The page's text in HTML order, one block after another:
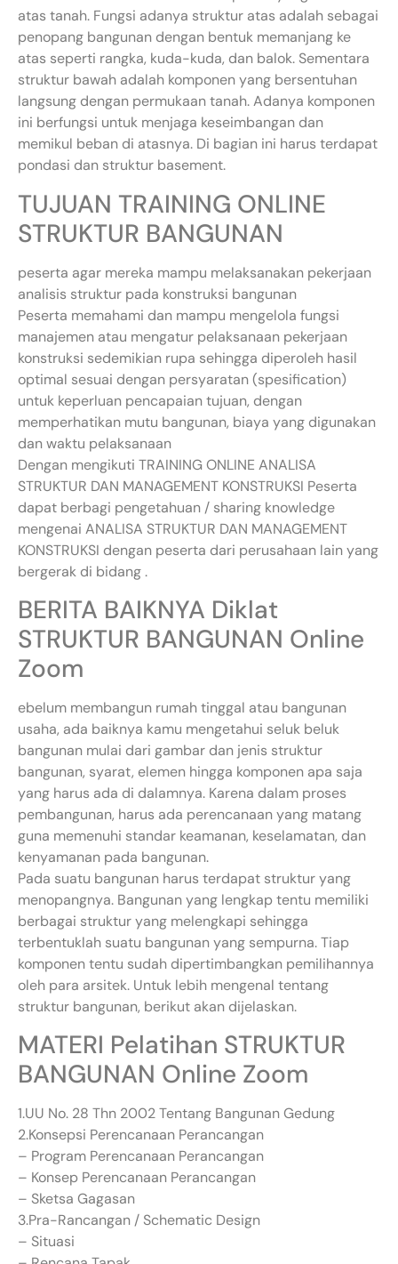
atas tanah. Fungsi adanya struktur atas adalah sebagai
penopang bangunan dengan bentuk memanjang ke
atas seperti rangka, kuda-kuda, dan balok. Sementara
struktur bawah adalah komponen yang bersentuhan
langsung dengan permukaan tanah. Adanya komponen
ini berfungsi untuk menjaga keseimbangan dan
memikul beban di atasnya. Di bagian ini harus terdapat
pondasi dan struktur basement.
TUJUAN TRAINING ONLINE
STRUKTUR BANGUNAN
peserta agar mereka mampu melaksanakan pekerjaan
analisis struktur pada konstruksi bangunan
Peserta memahami dan mampu mengelola fungsi
manajemen atau mengatur pelaksanaan pekerjaan
konstruksi sedemikian rupa sehingga diperoleh hasil
optimal sesuai dengan persyaratan (spesification)
untuk keperluan pencapaian tujuan, dengan
memperhatikan mutu bangunan, biaya yang digunakan
dan waktu pelaksanaan
Dengan mengikuti TRAINING ONLINE ANALISA
STRUKTUR DAN MANAGEMENT KONSTRUKSI Peserta
dapat berbagi pengetahuan / sharing knowledge
mengenai ANALISA STRUKTUR DAN MANAGEMENT
KONSTRUKSI dengan peserta dari perusahaan lain yang
bergerak di bidang .
BERITA BAIKNYA Diklat
STRUKTUR BANGUNAN Online
Zoom
ebelum membangun rumah tinggal atau bangunan
usaha, ada baiknya kamu mengetahui seluk beluk
bangunan mulai dari gambar dan jenis struktur
bangunan, syarat, elemen hingga komponen apa saja
yang harus ada di dalamnya. Karena dalam proses
pembangunan, harus ada perencanaan yang matang
guna memenuhi standar keamanan, keselamatan, dan
kenyamanan pada bangunan.
Pada suatu bangunan harus terdapat struktur yang
menopangnya. Bangunan yang lengkap tentu memiliki
berbagai struktur yang melengkapi sehingga
terbentuklah suatu bangunan yang sempurna. Tiap
komponen tentu sudah dipertimbangkan pemilihannya
oleh para arsitek. Untuk lebih mengenal tentang
struktur bangunan, berikut akan dijelaskan.
MATERI Pelatihan STRUKTUR
BANGUNAN Online Zoom
1.UU No. 28 Thn 2002 Tentang Bangunan Gedung
2.Konsepsi Perencanaan Perancangan
– Program Perencanaan Perancangan
– Konsep Perencanaan Perancangan
– Sketsa Gagasan
3.Pra-Rancangan / Schematic Design
– Situasi